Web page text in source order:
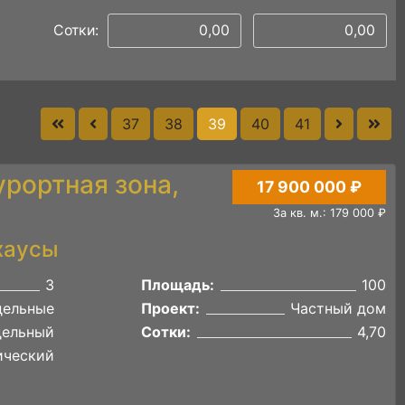
Сотки:
37 38 39 40 41
зона, 17 900 000 ₽
За кв. м.: 179 000 ₽
3
Площадь:
100
Проект:
Частный дом
Сотки:
4,70